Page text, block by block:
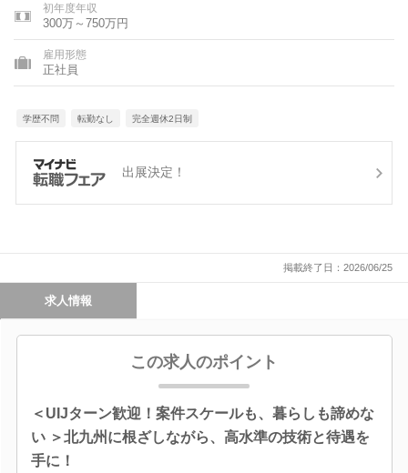
初年度年収
300万～750万円
雇用形態
正社員
学歴不問 転勤なし 完全週休2日制
出展決定！
掲載終了日：2026/06/25
求人情報
この求人のポイント
＜UIJターン歓迎！案件スケールも、暮らしも諦めな
い ＞北九州に根ざしながら、高水準の技術と待遇を
手に！